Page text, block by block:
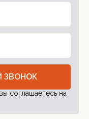
ЗВОНОК
соглашаетесь на